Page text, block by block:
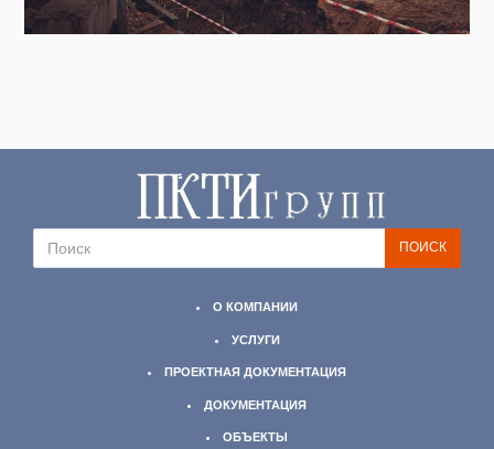
О КОМПАНИИ
УСЛУГИ
ПРОЕКТНАЯ ДОКУМЕНТАЦИЯ
ДОКУМЕНТАЦИЯ
ОБЪЕКТЫ